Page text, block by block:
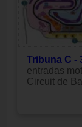
Tribuna C -
entradas
Circuit de